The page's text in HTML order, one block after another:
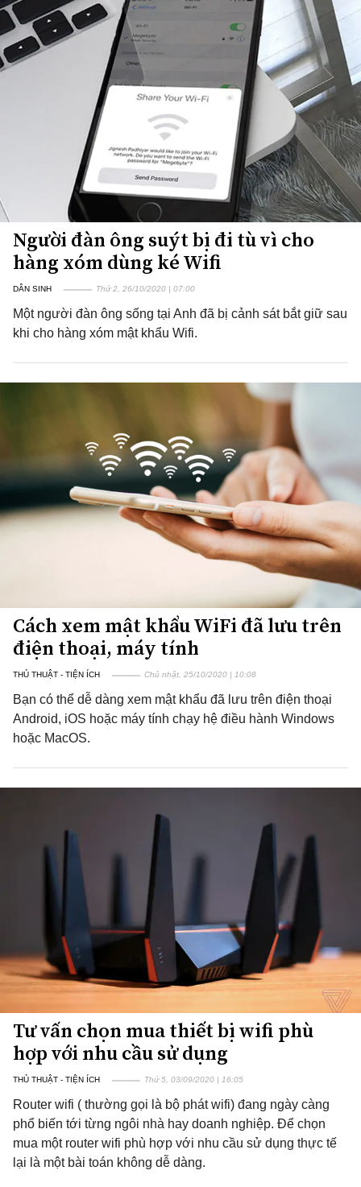
Người đàn ông suýt bị đi tù vì cho
hàng xóm dùng ké Wifi
DÂN SINH Thứ 2, 26/10/2020 | 07:00
Một người đàn ông sống tại Anh đã bị cảnh sát bắt giữ sau
khi cho hàng xóm mật khẩu Wifi.
Cách xem mật khẩu WiFi đã lưu trên
điện thoại, máy tính
THỦ THUẬT - TIỆN ÍCH Chủ nhật, 25/10/2020 | 10:08
Bạn có thể dễ dàng xem mật khẩu đã lưu trên điện thoại
Android, iOS hoặc máy tính chạy hệ điều hành Windows
hoặc MacOS.
Tư vấn chọn mua thiết bị wifi phù
hợp với nhu cầu sử dụng
THỦ THUẬT - TIỆN ÍCH Thứ 5, 03/09/2020 | 16:05
Router wifi ( thường gọi là bộ phát wifi) đang ngày càng
phổ biến tới từng ngôi nhà hay doanh nghiệp. Để chọn
mua một router wifi phù hợp với nhu cầu sử dụng thực tế
lại là một bài toán không dễ dàng.